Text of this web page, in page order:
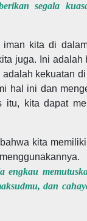
segala
iman kita di
juga. Ini adalah
kekuatan
hal ini dan
itu, kita dapat
kita
engkau
dan